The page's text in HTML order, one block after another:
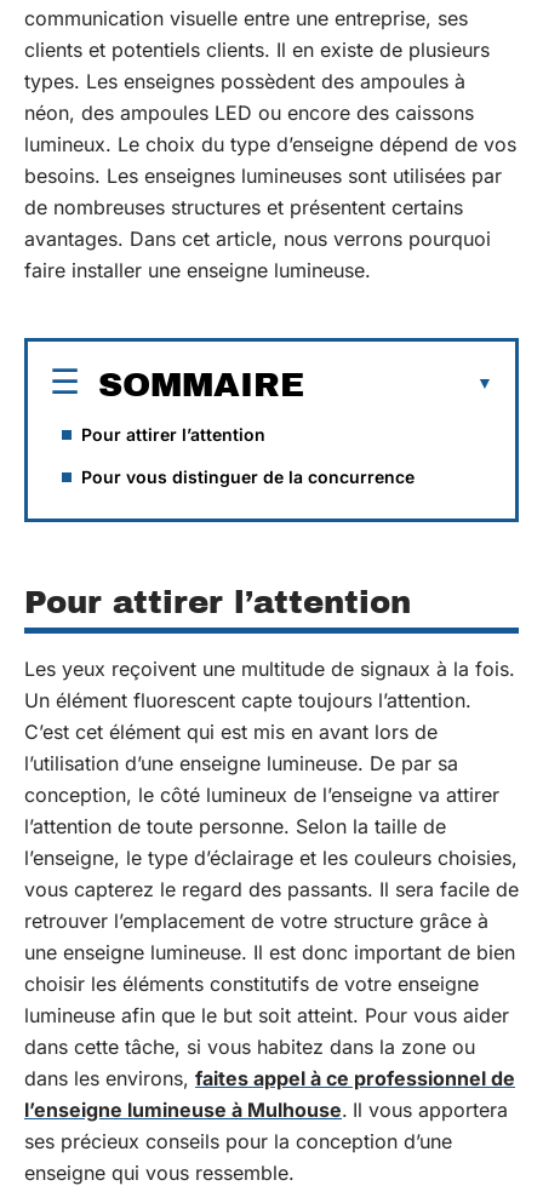
communication visuelle entre une entreprise, ses
clients et potentiels clients. Il en existe de plusieurs
types. Les enseignes possèdent des ampoules à
néon, des ampoules LED ou encore des caissons
lumineux. Le choix du type d’enseigne dépend de vos
besoins. Les enseignes lumineuses sont utilisées par
de nombreuses structures et présentent certains
avantages. Dans cet article, nous verrons pourquoi
faire installer une enseigne lumineuse.
SOMMAIRE
Pour attirer l’attention
Pour vous distinguer de la concurrence
Pour attirer l’attention
Les yeux reçoivent une multitude de signaux à la fois.
Un élément fluorescent capte toujours l’attention.
C’est cet élément qui est mis en avant lors de
l’utilisation d’une enseigne lumineuse. De par sa
conception, le côté lumineux de l’enseigne va attirer
l’attention de toute personne. Selon la taille de
l’enseigne, le type d’éclairage et les couleurs choisies,
vous capterez le regard des passants. Il sera facile de
retrouver l’emplacement de votre structure grâce à
une enseigne lumineuse. Il est donc important de bien
choisir les éléments constitutifs de votre enseigne
lumineuse afin que le but soit atteint. Pour vous aider
dans cette tâche, si vous habitez dans la zone ou
dans les environs, faites appel à ce professionnel de
l’enseigne lumineuse à Mulhouse. Il vous apportera
ses précieux conseils pour la conception d’une
enseigne qui vous ressemble.